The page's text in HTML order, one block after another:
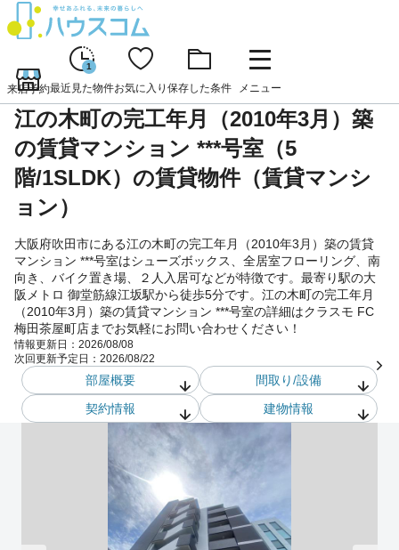
来店予約
1
最近見た物件お気に入り 保存した条件 メニュー
江の木町の完工年月（2010年3月）築
の賃貸マンション ***号室（5
階/1SLDK）の賃貸物件（賃貸マンシ
ョン）
大阪府吹田市にある江の木町の完工年月（2010年3月）築の賃貸
マンション ***号室はシューズボックス、全居室フローリング、南
向き、バイク置き場、２人入居可などが特徴です。最寄り駅の大
阪メトロ 御堂筋線江坂駅から徒歩5分です。江の木町の完工年月
（2010年3月）築の賃貸マンション ***号室の詳細はクラスモ FC
梅田茶屋町店までお気軽にお問い合わせください！
情報更新日： 2026/08/08
次回更新予定日： 2026/08/22
部屋概要
間取り/設備
契約情報
建物情報